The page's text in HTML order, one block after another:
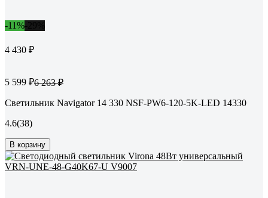
-11%
4 430 ₽
5 599 ₽6 263 ₽
Светильник Navigator 14 330 NSF-PW6-120-5K-LED 14330
4.6(38)
В корзину